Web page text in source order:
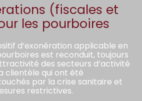
(fiscales et
les pourboires
d’exonération applicable en
est reconduit, toujours
des secteurs d’activité
clientèle qui ont été
par la crise sanitaire et
restrictives.